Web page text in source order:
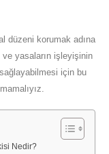
düzeni korumak adına
yasaların işleyişinin
için bu
Nedir?